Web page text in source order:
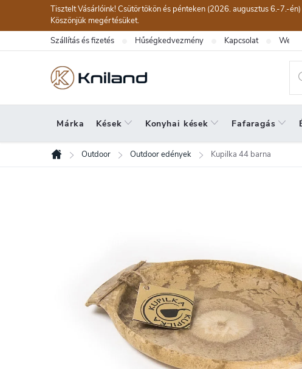
fő
tartalomhoz
Tisztelt Vásárlóink! Csütörtökön és pénteken (2026. augusztus 6.-7.-
Köszönjük megértésüket.
Szállítás és fizetés Hűségkedvezmény Kapcsolat
Márka Kések Konyhai kések Fafaragás
Kezdőlap
Outdoor Outdoor edények Kupilka 44 barna